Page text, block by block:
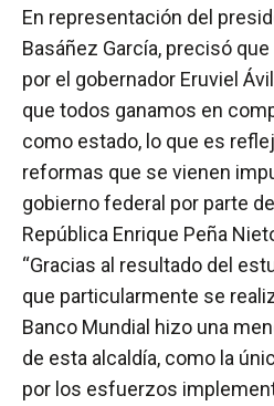
En representación del
Basáñez García, precisó
por el gobernador Eruviel
que todos ganamos en
como estado, lo que es
reformas que se vienen
gobierno federal por parte
República Enrique Peña
“Gracias al resultado del
que particularmente se
Banco Mundial hizo una
de esta alcaldía, como la
por los esfuerzos